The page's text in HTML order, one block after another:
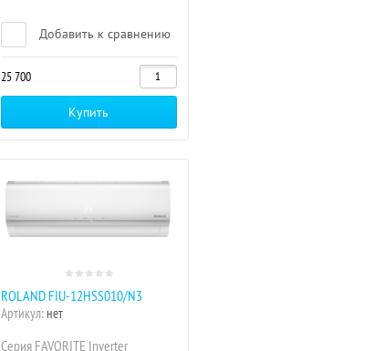
Добавить к сравнению
25 700
Купить
ROLAND FIU-12HSS010/N3
Артикул:нет
Серия FAVORITE Inverter